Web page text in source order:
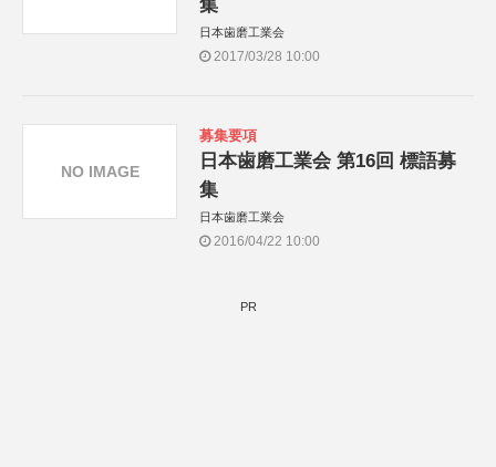
集
日本歯磨工業会
2017/03/28 10:00
募集要項
日本歯磨工業会 第16回 標語募
集
日本歯磨工業会
2016/04/22 10:00
NO IMAGE
PR